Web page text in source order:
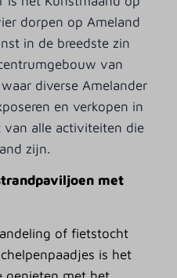
dorpen op Ameland
in de breedste zin
van
diverse Amelander
en verkopen in
van alle activiteiten die
zijn.
met
of fietstocht
is het